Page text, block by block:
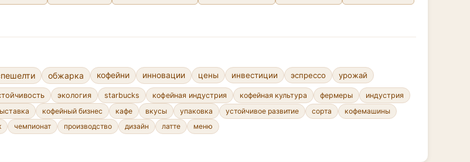
обжарка кофейни инновации цены инвестиции эспрессо урожай
экология starbucks кофейная индустрия кофейная культура фермеры
индустрия
кофейный бизнес кафе вкусы упаковка устойчивое развитие сорта
кофемашины
чемпионат производство дизайн латте меню